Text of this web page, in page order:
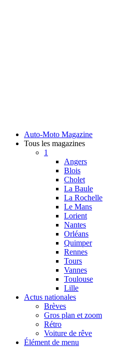
Auto-Moto Magazine
Tous les magazines
1
Angers
Blois
Cholet
La Baule
La Rochelle
Le Mans
Lorient
Nantes
Orléans
Quimper
Rennes
Tours
Vannes
Toulouse
Lille
Actus nationales
Brèves
Gros plan et zoom
Rétro
Voiture de rêve
Élément de menu